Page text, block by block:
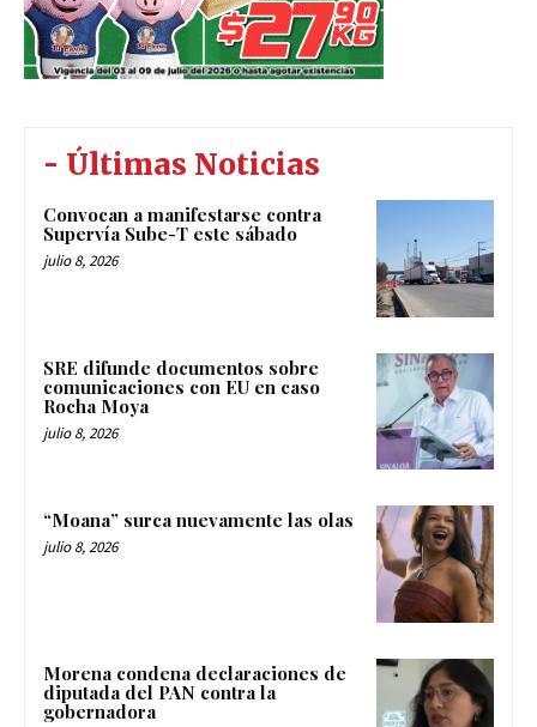
- Últimas Noticias
Convocan a manifestarse contra
Supervía Sube-T este sábado
julio 8, 2026
SRE difunde documentos sobre
comunicaciones con EU en caso
Rocha Moya
julio 8, 2026
“Moana” surca nuevamente las olas
julio 8, 2026
Morena condena declaraciones de
diputada del PAN contra la
gobernadora